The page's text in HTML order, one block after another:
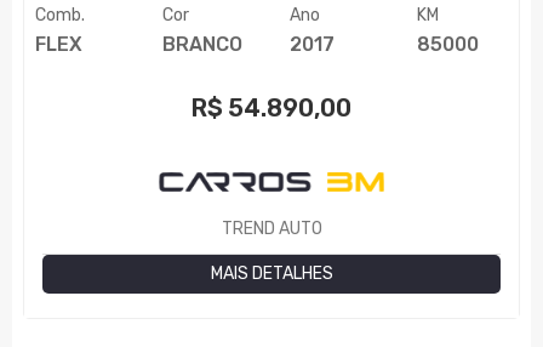
Comb.
FLEX
Cor
BRANCO
Ano
2017
KM
85000
R$ 54.890,00
TREND AUTO
MAIS DETALHES